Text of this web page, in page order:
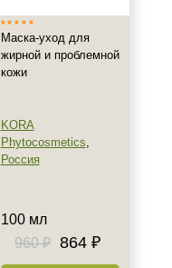
Маска-уход для
жирной и проблемной
кожи
KORA
Phytocosmetics,
Россия
100 мл
960 ₽ 864 ₽